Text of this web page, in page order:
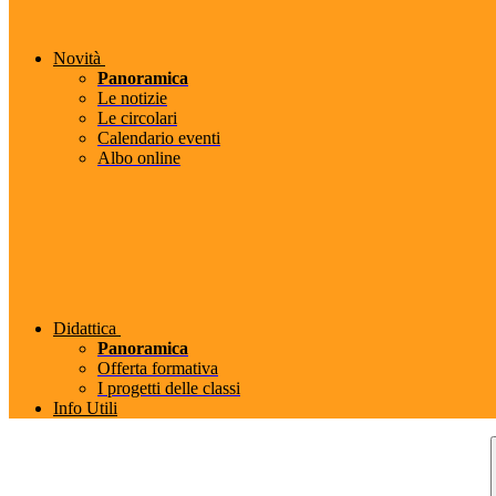
Novità
Panoramica
Le notizie
Le circolari
Calendario eventi
Albo online
Didattica
Panoramica
Offerta formativa
I progetti delle classi
Info Utili